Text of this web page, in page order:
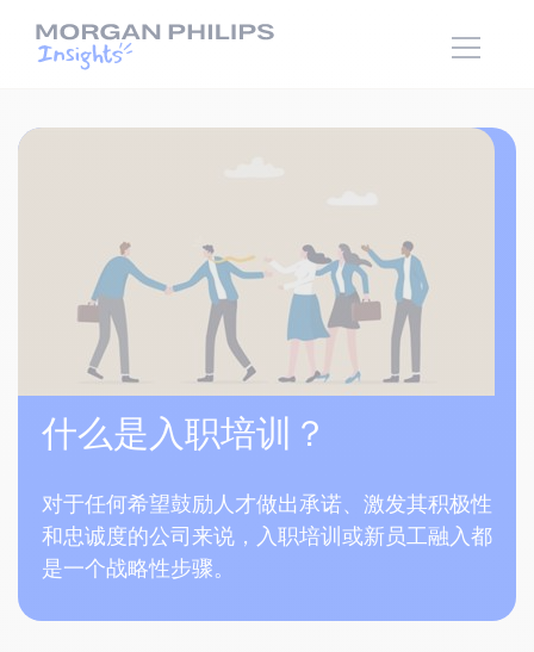
什么是入职培训？
对于任何希望鼓励人才做出承诺、激发其积极性
和忠诚度的公司来说，入职培训或新员工融入都
是一个战略性步骤。